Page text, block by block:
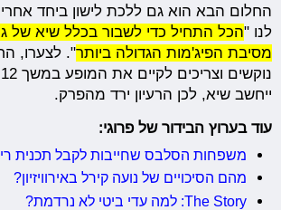
החלום הבא הוא גם ללכת לישון ביחד
לנו "הכל התחיל כדי לשבור בכלל שיא של
מסיבת הפיג'מות הגדולה ביותר". לצערו,
ייחשב שיא, לכן הרעיון ירד מהפרק.
עוד בערוץ הבידור של פרוגי:
משפחות הסלבס שחייבות לקבל תכנית
מהם הסיכויים של נועה קירל באירוויזיון?
The Story: למה עדי ביטי לא נרדמת?